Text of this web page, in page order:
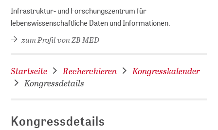
Infrastruktur- und Forschungszentrum für
lebenswissenschaftliche Daten und Informationen.
zum Profil von ZB MED
Startseite Recherchieren
Kongresskalender
Kongressdetails
Kongressdetails